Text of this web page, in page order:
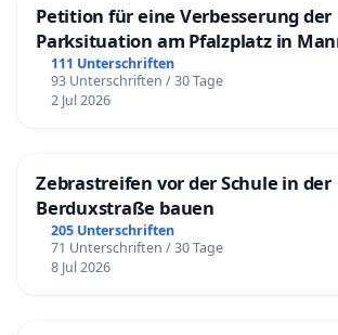
Petition für eine Verbesserung der
Parksituation am Pfalzplatz in
111 Unterschriften
93 Unterschriften / 30 Tage
2 Jul 2026
Zebrastreifen vor der Schule in der
Berduxstraße bauen
205 Unterschriften
71 Unterschriften / 30 Tage
8 Jul 2026